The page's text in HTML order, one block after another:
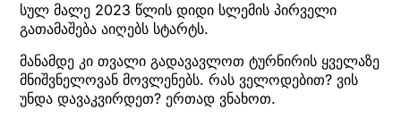
სულ მალე 2023 წლის დიდი სლემის პირველი
გათამაშება აიღებს სტარტს.
მანამდე კი თვალი გადავავლოთ ტურნირის ყველაზე
მნიშვნელოვან მოვლენებს. რას ველოდებით? ვის
უნდა დავაკვირდეთ? ერთად ვნახოთ.